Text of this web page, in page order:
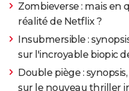
Zombieverse : mais en
réalité de Netflix ?
Insubmersible :
sur l'incroyable biopic
Double piège :
sur le nouveau thriller